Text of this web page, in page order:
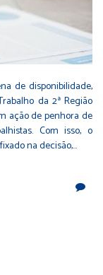
de disponibilidade,
da 2ª Região
ação de penhora de
Com isso, o
na decisão,…